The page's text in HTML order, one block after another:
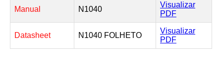
Manual N1040
Visualizar
PDF
Datasheet N1040 FOLHETO
Visualizar
PDF